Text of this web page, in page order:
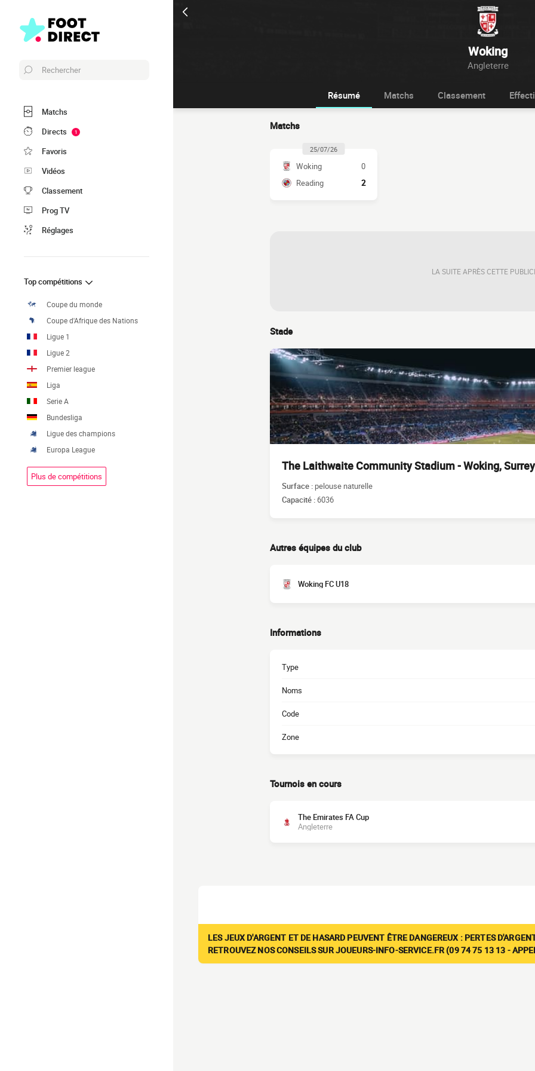
Woking
Angleterre
Rechercher
Matchs
Directs
1
Favoris
Vidéos
Classement
Prog TV
Réglages
Top compétitions
Coupe du monde
Coupe d'Afrique des Nations
Ligue 1
Ligue 2
Premier league
Liga
Serie A
Bundesliga
Ligue des champions
Europa League
Plus de compétitions
Résumé Matchs Classement
Matchs
25/07/26
Woking
0
Reading
2
LA SUITE APRÈS CETTE
Stade
The Laithwaite Community Stadium - Woking, Surrey
Surface : pelouse naturelle
Capacité :6036
Autres équipes du club
Woking FC U18
Informations
Type
Noms
Code
Zone
Tournois en cours
The Emirates FA Cup
Angleterre
LES JEUX D'ARGENT ET DE HASARD PEUVENT ÊTRE DANGEREUX : PERTES
RETROUVEZ NOS CONSEILS SUR JOUEURS-INFO-SERVICE.FR (09 74 75 13 13 -